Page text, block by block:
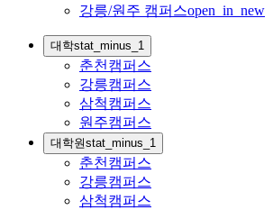
강릉/원주 캠퍼스open_in_new
대학stat_minus_1
춘천캠퍼스
강릉캠퍼스
삼척캠퍼스
원주캠퍼스
대학원stat_minus_1
춘천캠퍼스
강릉캠퍼스
삼척캠퍼스